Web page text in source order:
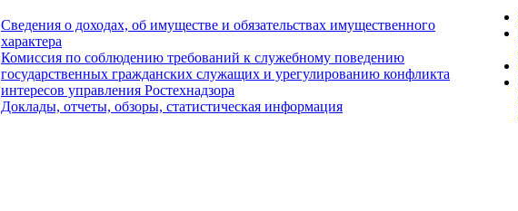
Сведения о доходах, об имуществе и обязательствах имущественного
характера
Комиссия по соблюдению требований к служебному поведению
государственных гражданских служащих и урегулированию конфликта
интересов управления Ростехнадзора
Доклады, отчеты, обзоры, статистическая информация